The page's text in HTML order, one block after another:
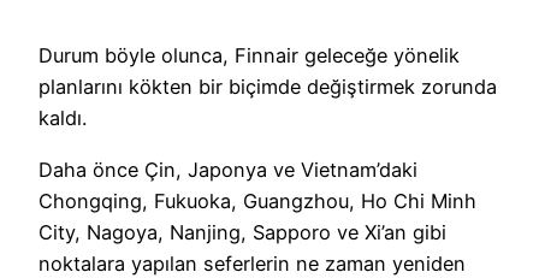
Durum böyle olunca, Finnair geleceğe yönelik
planlarını kökten bir biçimde değiştirmek zorunda
kaldı.
Daha önce Çin, Japonya ve Vietnam’daki
Chongqing, Fukuoka, Guangzhou, Ho Chi Minh
City, Nagoya, Nanjing, Sapporo ve Xi’an gibi
noktalara yapılan seferlerin ne zaman yeniden